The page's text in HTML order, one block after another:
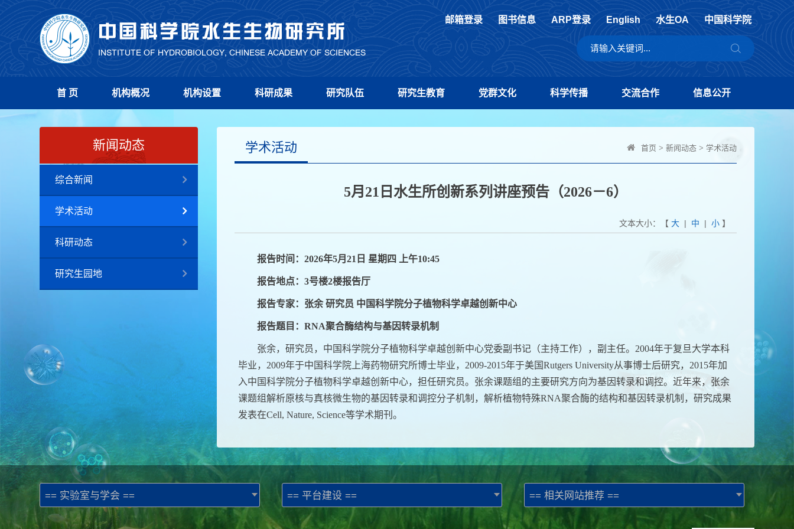
邮箱登录 图书信息 ARP登录 English 水生OA 中国科学院
首 页 机构概况 机构设置 科研成果 研究队伍 研究生教育 党群文化 科学传播 交流合作 信息公开
新闻动态
综合新闻
学术活动
科研动态
研究生园地
学术活动 首页 > 新闻动态 > 学术活动
5月21日水生所创新系列讲座预告（2026－6）
文本大小：【 大| 中 | 小】
报告时间：2026年5月21日 星期四 上午10:45
报告地点：3号楼2楼报告厅
报告专家：张余 研究员 中国科学院分子植物科学卓越创新中心
报告题目：RNA聚合酶结构与基因转录机制
张余，研究员，中国科学院分子植物科学卓越创新中心党委副书记（主持工作），副主任。2004年于复旦大学本科
毕业，2009年于中国科学院上海药物研究所博士毕业，2009-2015年于美国Rutgers University从事博士后研究，2015年加
入中国科学院分子植物科学卓越创新中心，担任研究员。张余课题组的主要研究方向为基因转录和调控。近年来，张余
课题组解析原核与真核微生物的基因转录和调控分子机制，解析植物特殊RNA聚合酶的结构和基因转录机制，研究成果
发表在Cell, Nature, Science等学术期刊。
== 实验室与学会 == == 平台建设 == == 相关网站推荐 ==